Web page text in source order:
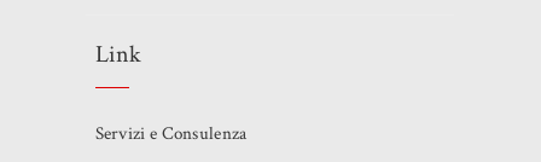
Link
Servizi e Consulenza